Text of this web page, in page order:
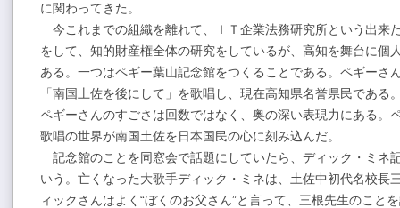
に関わってきた。
今これまでの組織を離れて、ＩＴ企業法務研究所という出来
をして、知的財産権全体の研究をしているが、高知を舞台に個
ある。一つはペギー葉山記念館をつくることである。ペギーさ
「南国土佐を後にして」を歌唱し、現在高知県名誉県民である
ペギーさんのすごさは回数ではなく、奥の深い表現力にある。
歌唱の世界が南国土佐を日本国民の心に刻み込んだ。
記念館のことを同窓会で話題にしていたら、ディック・ミネ
いう。亡くなった大歌手ディック・ミネは、土佐中初代名校長
ィックさんはよく“ぼくのお父さん”と言って、三根先生のこと